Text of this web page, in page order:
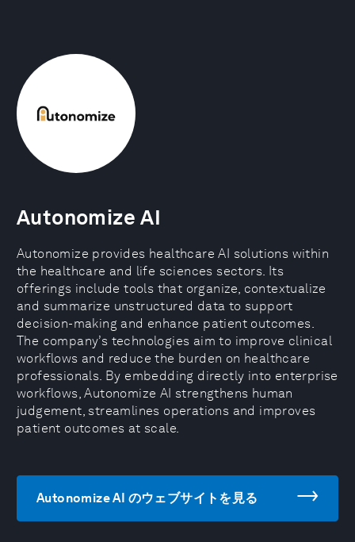
Autonomize AI
Autonomize provides healthcare AI solutions within
the healthcare and life sciences sectors. Its
offerings include tools that organize, contextualize
and summarize unstructured data to support
decision-making and enhance patient outcomes.
The company’s technologies aim to improve clinical
workflows and reduce the burden on healthcare
professionals. By embedding directly into enterprise
workflows, Autonomize AI strengthens human
judgement, streamlines operations and improves
patient outcomes at scale.
Autonomize AI のウェブサイトを見る